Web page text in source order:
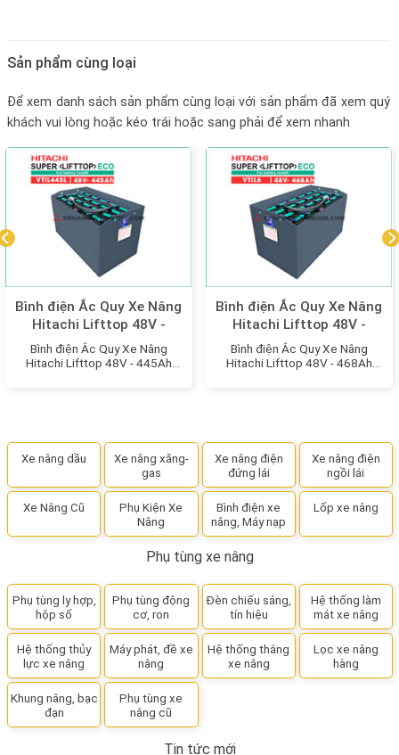
Sản phẩm cùng loại
Để xem danh sách sản phẩm cùng loại với sản phẩm đã xem quý
khách vui lòng hoặc kéo trái hoặc sang phải để xem nhanh
Bình điện Ắc Quy Xe Nâng
Hitachi Lifttop 48V -
445Ah model: VTIL445L
Bình điện Ắc Quy Xe Nâng
Hitachi Lifttop 48V - 445Ah
Bình điện Ắc Quy Xe Nâng
Hitachi Lifttop 48V -
468Ah model: VTIL6
Bình điện Ắc Quy Xe Nâng
Hitachi Lifttop 48V - 468Ah
Xe nâng dầu
Xe nâng xăng-
gas
Xe nâng điện
đứng lái
Xe nâng điện
ngồi lái
Xe Nâng Cũ
Phụ Kiện Xe
Nâng
Bình điện xe
nâng, Máy nạp
Lốp xe nâng
Phụ tùng xe nâng
Phụ tùng ly hợp,
hộp số
Phụ tùng động
cơ, ron
Đèn chiếu sáng,
tín hiệu
Hệ thống làm
mát xe nâng
Hệ thống thủy
lực xe nâng
Máy phát, đề xe
nâng
Hệ thống thắng
xe nâng
Lọc xe nâng
hàng
Khung nâng, bạc
đạn
Phụ tùng xe
nâng cũ
Tin tức mới